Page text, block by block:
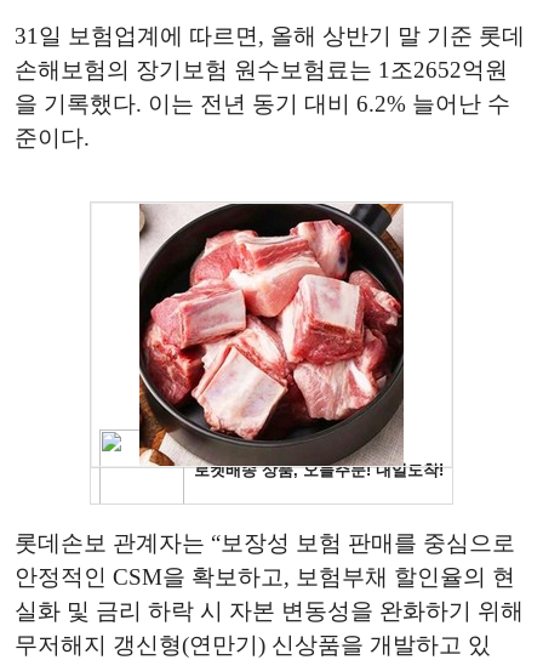
31일 보험업계에 따르면, 올해 상반기 말 기준 롯데
손해보험의 장기보험 원수보험료는 1조2652억원
을 기록했다. 이는 전년 동기 대비 6.2% 늘어난 수
준이다.
롯데손보 관계자는 “보장성 보험 판매를 중심으로
안정적인 CSM을 확보하고, 보험부채 할인율의 현
실화 및 금리 하락 시 자본 변동성을 완화하기 위해
무저해지 갱신형(연만기) 신상품을 개발하고 있